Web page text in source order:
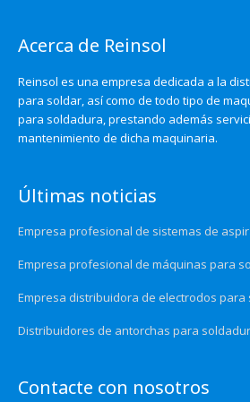
Acerca de Reinsol
Reinsol es una empresa dedicada a la
para soldar, así como de todo tipo de
para soldadura, prestando además
mantenimiento de dicha maquinaria.
Últimas noticias
Empresa profesional de sistemas de
Empresa profesional de máquinas para
Empresa distribuidora de electrodos para
Distribuidores de antorchas para
Contacte con nosotros